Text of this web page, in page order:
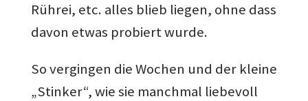
Rührei, etc. alles blieb liegen, ohne dass
davon etwas probiert wurde.
So vergingen die Wochen und der kleine
„Stinker“, wie sie manchmal liebevoll